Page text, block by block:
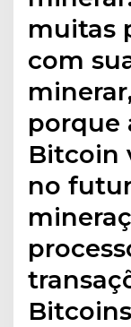
muitas
com
porque
Bitcoin
no